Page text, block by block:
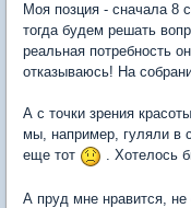
Моя позция - сначала 8
тогда будем решать
реальная потребность
отказываюсь! На
А с точки зрения
мы, например, гуляли в
еще тот
. Хотелось
А пруд мне нравится, не